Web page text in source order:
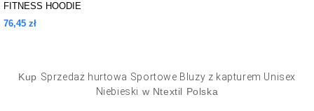
FITNESS HOODIE
76,45 zł
Kup Sprzedaż hurtowa Sportowe Bluzy z kapturem Unisex
Niebieski w Ntextil Polska